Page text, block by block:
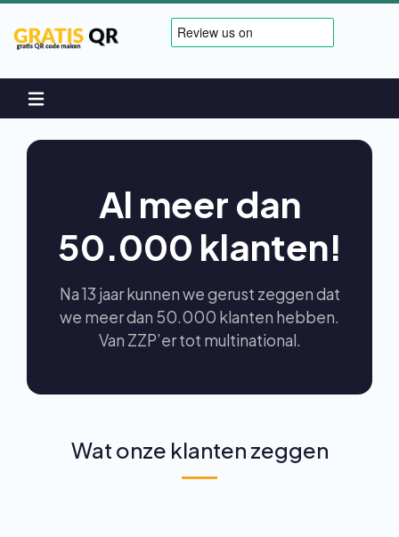
Al meer dan
50.000 klanten!
Na 13 jaar kunnen we gerust zeggen dat
we meer dan 50.000 klanten hebben.
Van ZZP’er tot multinational.
Wat onze klanten zeggen